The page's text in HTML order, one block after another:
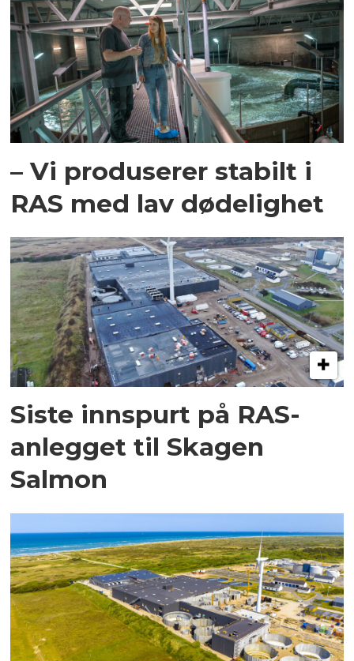
– Vi produserer stabilt i
RAS med lav dødelighet
Siste innspurt på RAS-
anlegget til Skagen
Salmon